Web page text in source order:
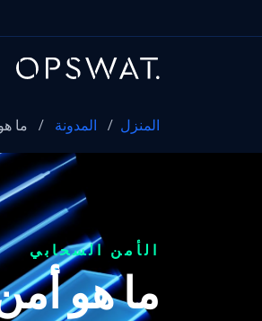
المنزل / المدونة / ما
الأمن السحابي
ما هو